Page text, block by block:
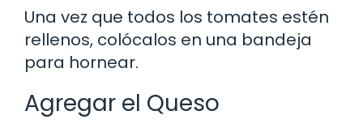
Una vez que todos los tomates estén
rellenos, colócalos en una bandeja
para hornear.
Agregar el Queso